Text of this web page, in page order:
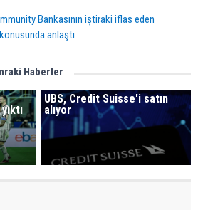
Bankasının iştiraki iflas eden
anlaştı
Haberler
UBS, Credit Suisse'i satın
alıyor